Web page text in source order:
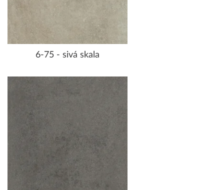
6-75 - sivá skala